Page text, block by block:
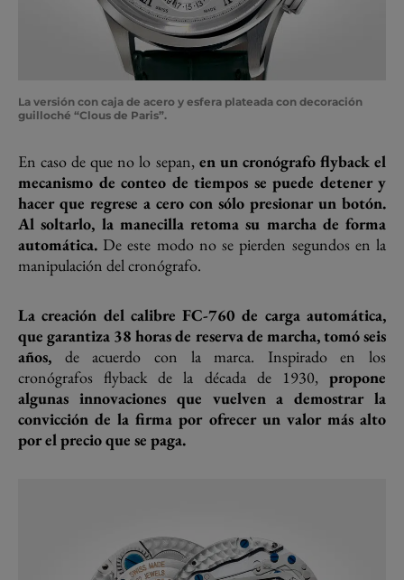
La versión con caja de acero y esfera plateada con decoración
guilloché “Clous de Paris”.
En caso de que no lo sepan, en un cronógrafo flyback el
mecanismo de conteo de tiempos se puede detener y
hacer que regrese a cero con sólo presionar un botón.
Al soltarlo, la manecilla retoma su marcha de forma
automática. De este modo no se pierden segundos en la
manipulación del cronógrafo.
La creación del calibre FC-760 de carga automática,
que garantiza 38 horas de reserva de marcha, tomó seis
años, de acuerdo con la marca. Inspirado en los
cronógrafos flyback de la década de 1930, propone
algunas innovaciones que vuelven a demostrar la
convicción de la firma por ofrecer un valor más alto
por el precio que se paga.